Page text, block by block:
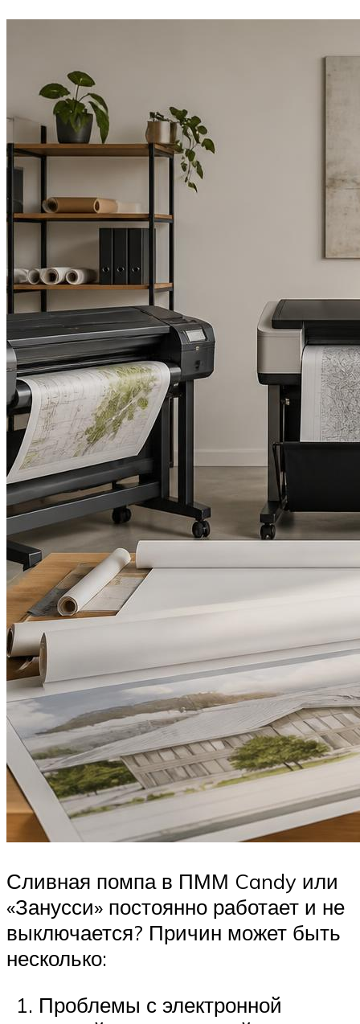
Сливная помпа в ПММ Candy или
«Занусси» постоянно работает и не
выключается? Причин может быть
несколько:
Проблемы с электронной